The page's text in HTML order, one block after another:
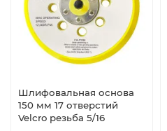
Шлифовальная основа
150 мм 17 отверстий
Velcro резьба 5/16